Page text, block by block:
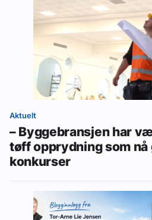
Aktuelt
– Byggebransjen har
tøff opprydning som
konkurser